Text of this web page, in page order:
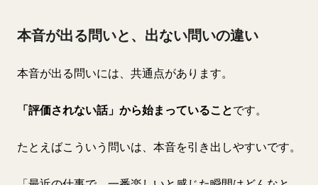
本音が出る問いと、出ない問いの違い
本音が出る問いには、共通点があります。
「評価されない話」から始まっていることです。
たとえばこういう問いは、本音を引き出しやすいです。